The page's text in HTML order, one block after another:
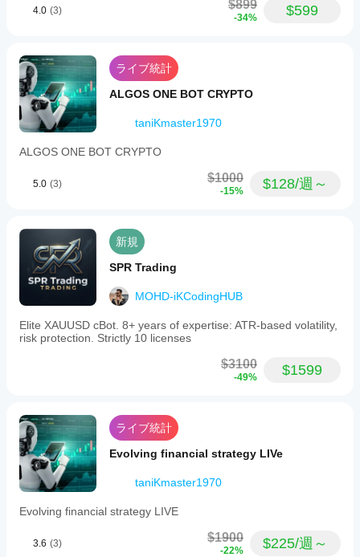
list
to
avoid
are
available
to
support
operation
capital
protection.
4.0 (3) $899
-34% $599
ライブ統計
ALGOS ONE BOT CRYPTO
taniKmaster1970
ALGOS ONE BOT CRYPTO
5.0 (3) $1000
-15% $128/週～
新規
SPR Trading
MOHD-iKCodingHUB
Elite XAUUSD cBot. 8+ years of expertise: ATR-based volatility,
risk protection. Strictly 10 licenses
$3100
-49% $1599
ライブ統計
Evolving financial strategy LIVe
taniKmaster1970
Evolving financial strategy LIVE
3.6 (3) $1900
-22% $225/週～